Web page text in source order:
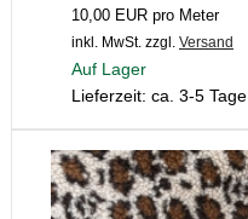
10,00 EUR pro Meter
inkl. MwSt. zzgl. Versand
Auf Lager
Lieferzeit: ca. 3-5 Tage